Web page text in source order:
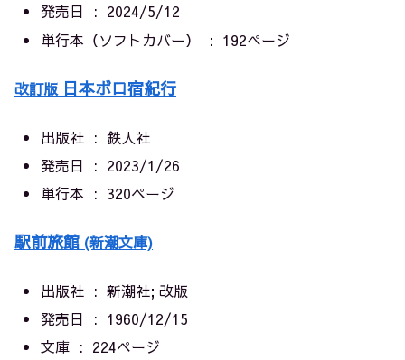
発売日 ‏ : ‎ 2024/5/12
単行本（ソフトカバー） ‏ : ‎ 192ページ
改訂版 日本ボロ宿紀行
出版社 ‏ : ‎鉄人社
発売日 ‏ : ‎ 2023/1/26
単行本 ‏ : ‎ 320ページ
駅前旅館 (新潮文庫)
出版社 ‏ : ‎新潮社; 改版
発売日 ‏ : ‎ 1960/12/15
文庫 ‏ : ‎ 224ページ